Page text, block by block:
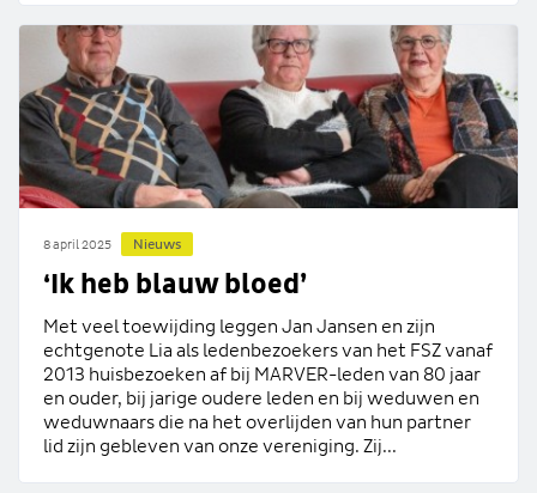
8 april 2025 Nieuws
‘Ik heb blauw bloed’
Met veel toewijding leggen Jan Jansen en zijn
echtgenote Lia als ledenbezoekers van het FSZ vanaf
2013 huisbezoeken af bij MARVER-leden van 80 jaar
en ouder, bij jarige oudere leden en bij weduwen en
weduwnaars die na het overlijden van hun partner
lid zijn gebleven van onze vereniging. Zij...